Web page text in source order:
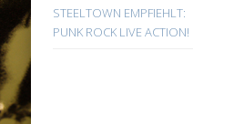
STEELTOWN EMPFIEHLT:
PUNK ROCK LIVE ACTION!